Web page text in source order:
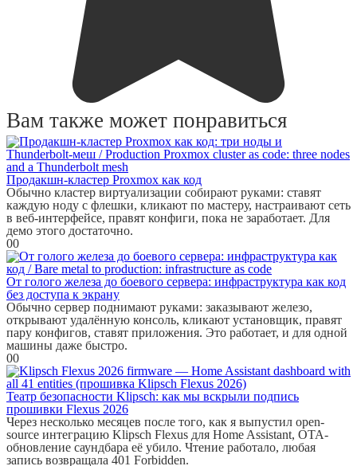
Вам также может понравиться
Продакшн-кластер Proxmox как код
Обычно кластер виртуализации собирают руками: ставят
каждую ноду с флешки, кликают по мастеру, настраивают сеть
в веб-интерфейсе, правят конфиги, пока не заработает. Для
демо этого достаточно.
00
От голого железа до боевого сервера: инфраструктура как код
без доступа к экрану
Обычно сервер поднимают руками: заказывают железо,
открывают удалённую консоль, кликают установщик, правят
пару конфигов, ставят приложения. Это работает, и для одной
машины даже быстро.
00
Театр безопасности Klipsch: как мы вскрыли подпись
прошивки Flexus 2026
Через несколько месяцев после того, как я выпустил open-
source интеграцию Klipsch Flexus для Home Assistant, OTA-
обновление саундбара её убило. Чтение работало, любая
запись возвращала 401 Forbidden.